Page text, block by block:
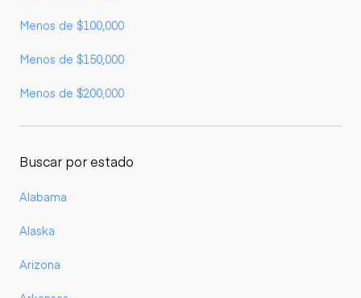
Menos de $100,000
Menos de $150,000
Menos de $200,000
Buscar por estado
Alabama
Alaska
Arizona